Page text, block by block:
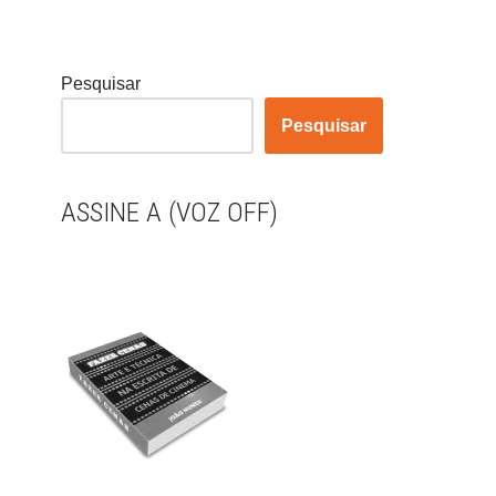
Pesquisar
Pesquisar
ASSINE A (VOZ OFF)